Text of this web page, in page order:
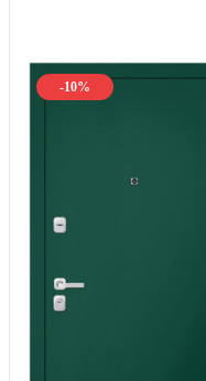
-10%